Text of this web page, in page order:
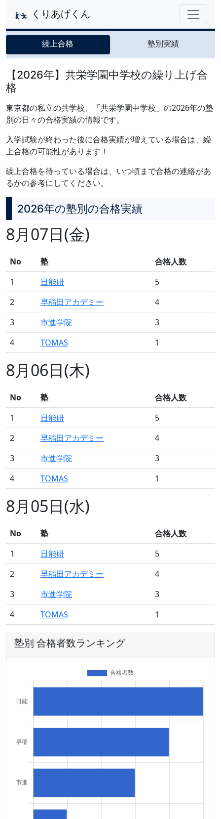
くりあげくん
繰上合格 塾別実績
【2026年】共栄学園中学校の繰り上げ合
格
東京都の私立の共学校、「共栄学園中学校」の2026年の塾
別の日々の合格実績の情報です。
入学試験が終わった後に合格実績が増えている場合は、繰
上合格の可能性があります！
繰上合格を待っている場合は、いつ頃まで合格の連絡があ
るかの参考にしてください。
2026年の塾別の合格実績
8月07日(金)
No 塾
合格人数
1
日能研
5
2
早稲田アカデミー
4
3
市進学院
3
4
TOMAS 1
8月06日(木)
No 塾
合格人数
1
日能研
5
2
早稲田アカデミー
4
3
市進学院
3
4
TOMAS 1
8月05日(水)
No 塾
合格人数
1
日能研
5
2
早稲田アカデミー
4
3
市進学院
3
4
TOMAS 1
塾別 合格者数ランキング